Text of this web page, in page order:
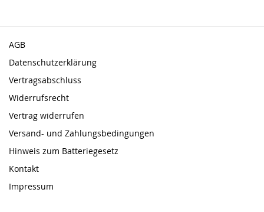
AGB
Datenschutzerklärung
Vertragsabschluss
Widerrufsrecht
Vertrag widerrufen
Versand- und Zahlungsbedingungen
Hinweis zum Batteriegesetz
Kontakt
Impressum